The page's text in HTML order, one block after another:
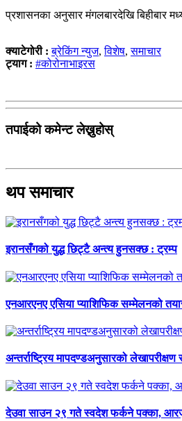
प्रशासनका अनुसार मंगलबारदेखि बिहीबार
क्याटेगोरी :ब्रेकिंग न्युज,विशेष,समाचार
ट्याग : #कोरोनाभाइरस
तपाईको कमेन्ट लेख्नुहोस्
थप समाचार
इरानसँगको युद्ध छिट्टै अन्त्य हुनसक्छ : ट्रम्प
एनआरएनए एसिया प्याशिफिक सम्मेलनको
अन्तर्राष्ट्रिय मापदण्डअनुसारको
देउवा साउन २९ गते स्वदेश फर्कने पक्का,